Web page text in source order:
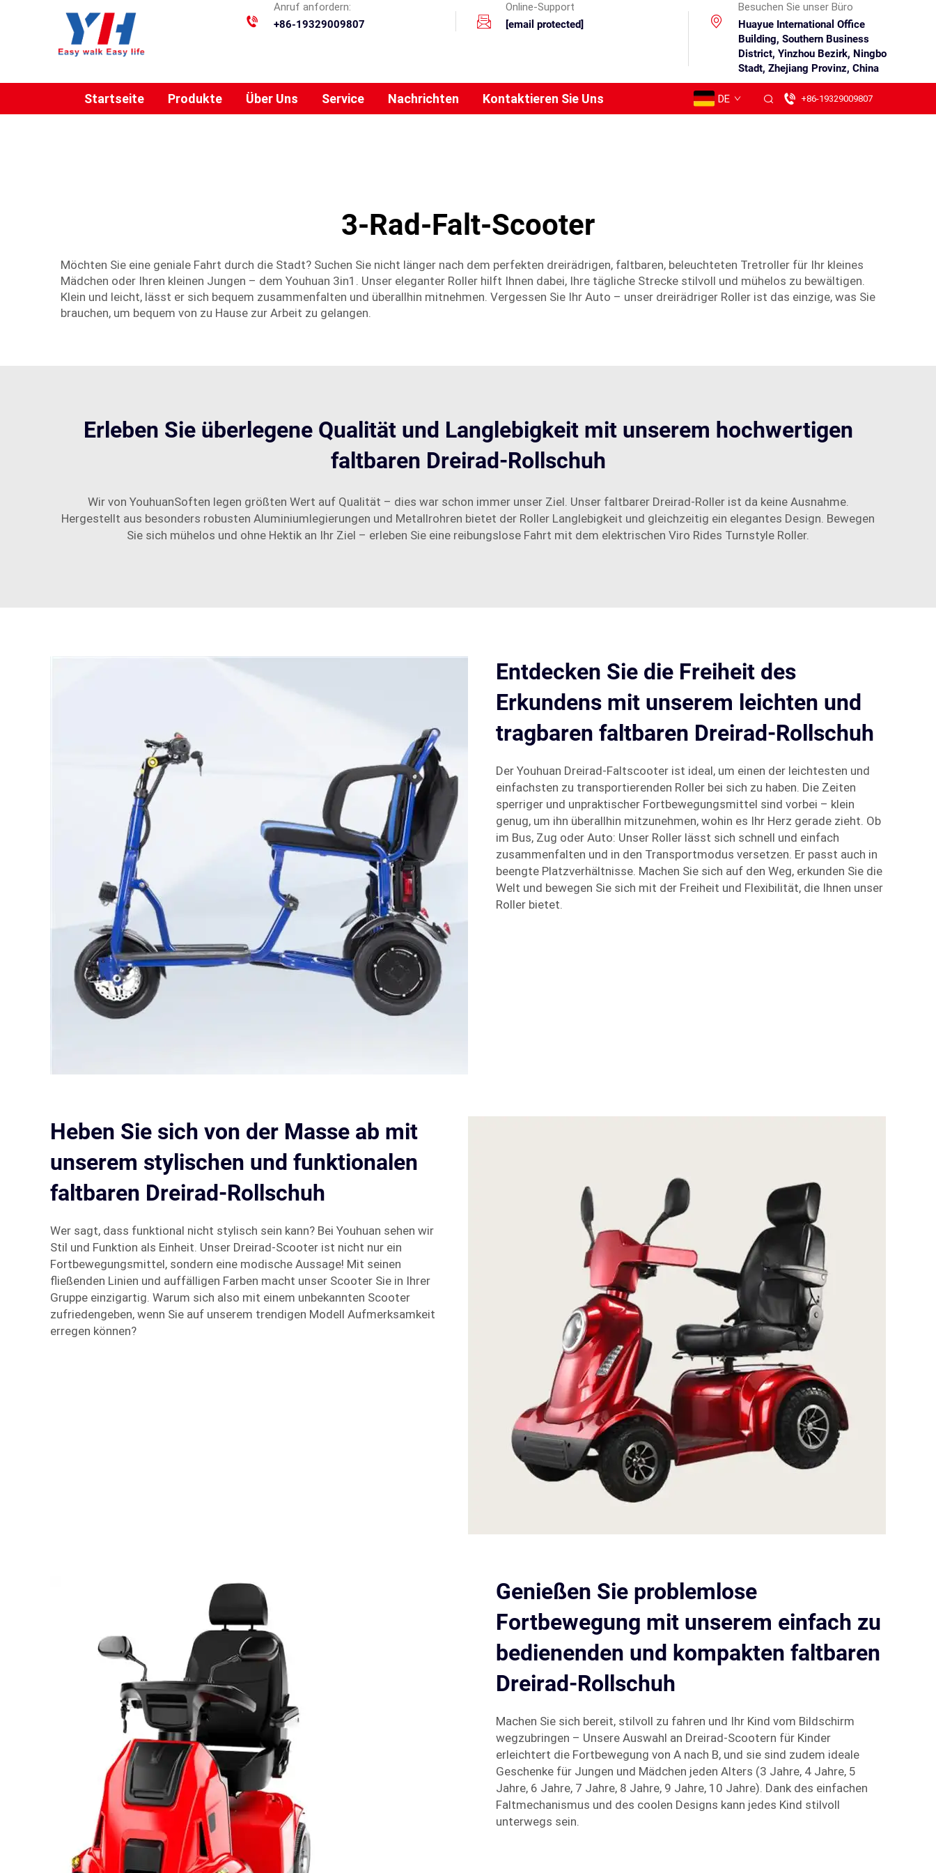
Anruf anfordern:
+86-19329009807
Online-Support
[email protected]
Besuchen Sie unser Büro
Huayue International Office
Building, Southern Business
District, Yinzhou Bezirk, Ningbo
Stadt, Zhejiang Provinz, China
Startseite Produkte Über Uns Service Nachrichten Kontaktieren Sie Uns DE +86-19329009807
3-Rad-Falt-Scooter
Möchten Sie eine geniale Fahrt durch die Stadt? Suchen Sie nicht länger nach dem perfekten dreirädrigen, faltbaren, beleuchteten Tretroller für Ihr kleines
Mädchen oder Ihren kleinen Jungen – dem Youhuan 3in1. Unser eleganter Roller hilft Ihnen dabei, Ihre tägliche Strecke stilvoll und mühelos zu bewältigen.
Klein und leicht, lässt er sich bequem zusammenfalten und überallhin mitnehmen. Vergessen Sie Ihr Auto – unser dreirädriger Roller ist das einzige, was Sie
brauchen, um bequem von zu Hause zur Arbeit zu gelangen.
Erleben Sie überlegene Qualität und Langlebigkeit mit unserem hochwertigen
faltbaren Dreirad-Rollschuh
Wir von YouhuanSoften legen größten Wert auf Qualität – dies war schon immer unser Ziel. Unser faltbarer Dreirad-Roller ist da keine Ausnahme.
Hergestellt aus besonders robusten Aluminiumlegierungen und Metallrohren bietet der Roller Langlebigkeit und gleichzeitig ein elegantes Design. Bewegen
Sie sich mühelos und ohne Hektik an Ihr Ziel – erleben Sie eine reibungslose Fahrt mit dem elektrischen Viro Rides Turnstyle Roller.
Entdecken Sie die Freiheit des
Erkundens mit unserem leichten und
tragbaren faltbaren Dreirad-Rollschuh
Der Youhuan Dreirad-Faltscooter ist ideal, um einen der leichtesten und
einfachsten zu transportierenden Roller bei sich zu haben. Die Zeiten
sperriger und unpraktischer Fortbewegungsmittel sind vorbei – klein
genug, um ihn überallhin mitzunehmen, wohin es Ihr Herz gerade zieht. Ob
im Bus, Zug oder Auto: Unser Roller lässt sich schnell und einfach
zusammenfalten und in den Transportmodus versetzen. Er passt auch in
beengte Platzverhältnisse. Machen Sie sich auf den Weg, erkunden Sie die
Welt und bewegen Sie sich mit der Freiheit und Flexibilität, die Ihnen unser
Roller bietet.
Heben Sie sich von der Masse ab mit
unserem stylischen und funktionalen
faltbaren Dreirad-Rollschuh
Wer sagt, dass funktional nicht stylisch sein kann? Bei Youhuan sehen wir
Stil und Funktion als Einheit. Unser Dreirad-Scooter ist nicht nur ein
Fortbewegungsmittel, sondern eine modische Aussage! Mit seinen
fließenden Linien und auffälligen Farben macht unser Scooter Sie in Ihrer
Gruppe einzigartig. Warum sich also mit einem unbekannten Scooter
zufriedengeben, wenn Sie auf unserem trendigen Modell Aufmerksamkeit
erregen können?
Genießen Sie problemlose
Fortbewegung mit unserem einfach zu
bedienenden und kompakten faltbaren
Dreirad-Rollschuh
Machen Sie sich bereit, stilvoll zu fahren und Ihr Kind vom Bildschirm
wegzubringen – Unsere Auswahl an Dreirad-Scootern für Kinder
erleichtert die Fortbewegung von A nach B, und sie sind zudem ideale
Geschenke für Jungen und Mädchen jeden Alters (3 Jahre, 4 Jahre, 5
Jahre, 6 Jahre, 7 Jahre, 8 Jahre, 9 Jahre, 10 Jahre). Dank des einfachen
Faltmechanismus und des coolen Designs kann jedes Kind stilvoll
unterwegs sein.